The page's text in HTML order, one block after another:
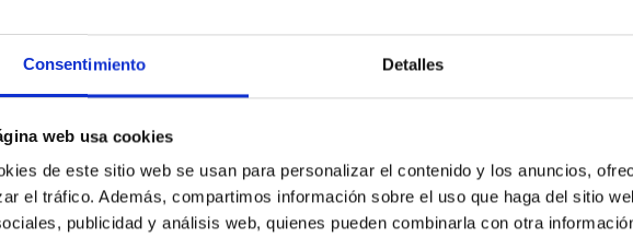
Consentimiento Detalles
web usa cookies
de este sitio web se usan para personalizar el contenido y los anuncios,
el tráfico. Además, compartimos información sobre el uso que haga del sitio
publicidad y análisis web, quienes pueden combinarla con otra
He olvidado mi contraseña
¿No eres usuario de Osoigo? ¡Únete!